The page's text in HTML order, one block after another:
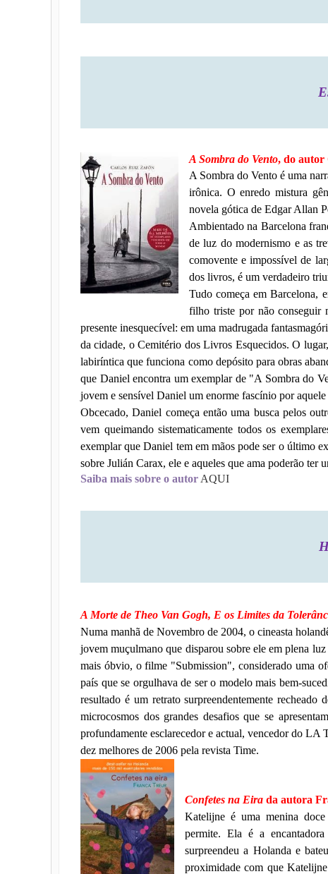
A Sombra do Vento, do autor
A Sombra do Vento é uma
irônica. O enredo mistura
novela gótica de Edgar Allan
Ambientado na Barcelona
de luz do modernismo e as
comovente e impossível de
dos livros, é um verdadeiro
Tudo começa em Barcelona,
filho triste por não conseguir
presente inesquecível: em uma madrugada
da cidade, o Cemitério dos Livros Esquecidos. O
labiríntica que funciona como depósito para obras
que Daniel encontra um exemplar de "A Sombra do
jovem e sensível Daniel um enorme fascínio por
Obcecado, Daniel começa então uma busca pelos
vem queimando sistematicamente todos os
exemplar que Daniel tem em mãos pode ser o último
sobre Julián Carax, ele e aqueles que ama poderão ter
Saiba mais sobre o autor AQUI
A Morte de Theo Van Gogh, E os Limites da
Numa manhã de Novembro de 2004, o cineasta
jovem muçulmano que disparou sobre ele em plena
mais óbvio, o filme "Submission", considerado uma
país que se orgulhava de ser o modelo mais bem-
resultado é um retrato surpreendentemente recheado
microcosmos dos grandes desafios que se
profundamente esclarecedor e actual, vencedor do LA
dez melhores de 2006 pela revista Time.
Confetes na Eira da autora
Katelijne é uma menina
permite. Ela é a
surpreendeu a Holanda e
proximidade com que